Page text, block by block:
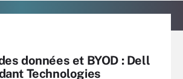
données et BYOD : Dell
Technologies